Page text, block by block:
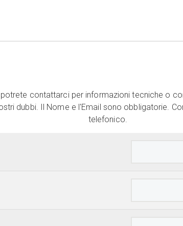
contattarci per informazioni tecniche o
dubbi. Il Nome e l'Email sono obbligatorie.
telefonico.